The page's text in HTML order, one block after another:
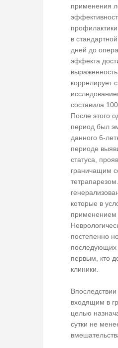
применения
в
дней до
эффекта
коррелирует
составила
После этого
период был
данного 6-
периоде
статуса,
граничащим
которые в
постепенно
последующих
первым, кто
клиники.
входящим в
целью
сутки не